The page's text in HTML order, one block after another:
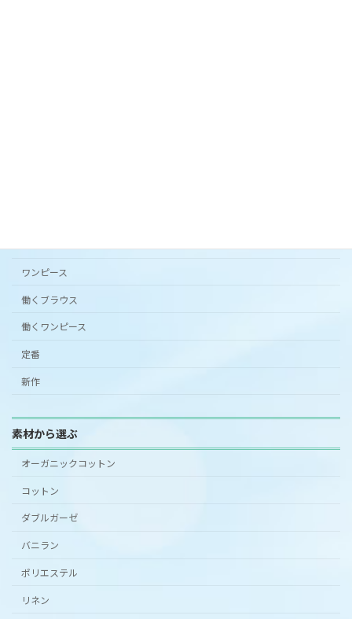
ワンピース
働くブラウス
働くワンピース
定番
新作
素材から選ぶ
オーガニックコットン
コットン
ダブルガーゼ
バニラン
ポリエステル
リネン